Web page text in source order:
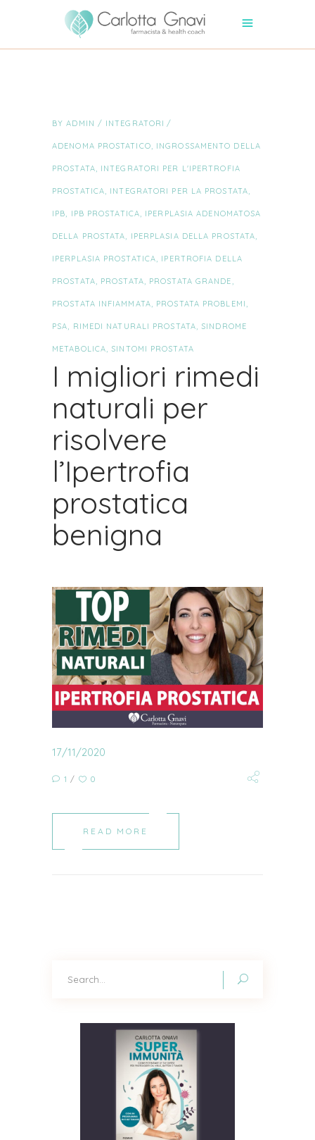
BYADMIN INTEGRATORI
ADENOMA PROSTATICO, INGROSSAMENTO DELLA
PROSTATA, INTEGRATORI PER L'IPERTROFIA
PROSTATICA, INTEGRATORI PER LA PROSTATA,
IPB, IPB PROSTATICA, IPERPLASIA ADENOMATOSA
DELLA PROSTATA, IPERPLASIA DELLA PROSTATA,
IPERPLASIA PROSTATICA, IPERTROFIA DELLA
PROSTATA, PROSTATA, PROSTATA GRANDE ,
PROSTATA INFIAMMATA, PROSTATA PROBLEMI ,
PSA, RIMEDI NATURALI PROSTATA,SINDROME
METABOLICA,SINTOMI PROSTATA
I migliori rimedi
naturali per
risolvere
l’Ipertrofia
prostatica
benigna
17/11/2020
1 0
READ MORE
for: